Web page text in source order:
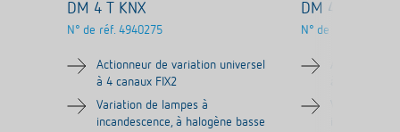
DM 4 T KNX
N° de réf. 4940275
Actionneur de variation universel
à 4 canaux FIX2
Variation de lampes à
incandescence, à halogène basse
DM 4-2 T KNX
N° de réf.